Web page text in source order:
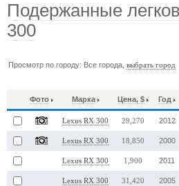
Подержанные
300
Просмотр по городу: Все города,выбрать город
Фото Марка Цена, $ Год
Lexus RX 300 29,270 2012
Lexus RX 300 18,850 2000
Lexus RX 300 1,900 2011
Lexus RX 300 31,420 2005